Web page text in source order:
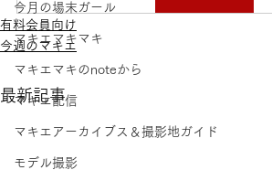
今月の場末ガール
マキエマキマキ
マキエマキのnoteから
マキエ配信
マキエアーカイブス＆撮影地ガイド
モデル撮影
有料会員向け
今週のマキエ
最新記事